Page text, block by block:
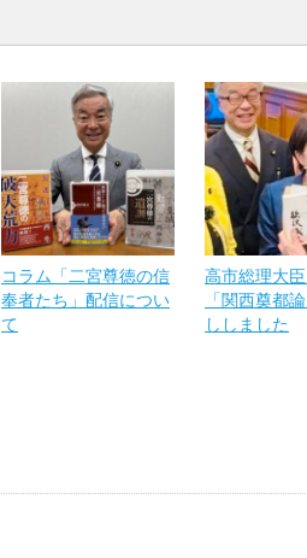
コラム「二宮尊徳の信
奉者たち」配信につい
て
高市総理大
「関西奠都
ししました